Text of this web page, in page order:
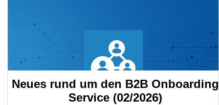
Neues rund um den B2B Onboarding
Service (02/2026)